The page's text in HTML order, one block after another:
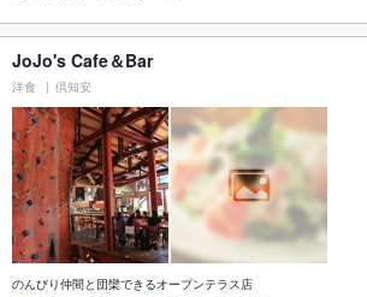
JoJo's Cafe＆Bar
洋食 倶知安
のんびり仲間と団欒できるオープンテラス店